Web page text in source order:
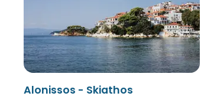
Alonissos - Skiathos